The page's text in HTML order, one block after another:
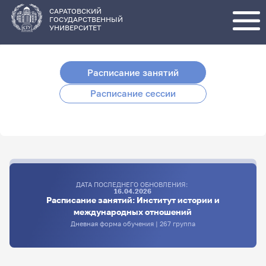
основному
содержанию
САРАТОВСКИЙ
ГОСУДАРСТВЕННЫЙ
УНИВЕРСИТЕТ
Расписание занятий
Расписание сессии
ДАТА ПОСЛЕДНЕГО ОБНОВЛЕНИЯ:
16.04.2026
Расписание занятий: Институт истории и
международных отношений
Дневная форма обучения | 267 группа